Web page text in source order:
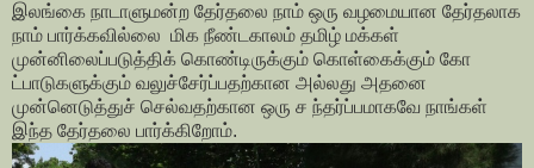
இலங்கை நாடாளுமன்ற தேர்தலை நாம் ஒரு வழமையான தேர்தலாக
நாம் பார்க்கவில்லை மிக நீண்டகாலம் தமிழ் மக்கள்
முன்னிலைப்படுத்திக் கொண்டிருக்கும் கொள்கைக்கும் கோ
ட்பாடுகளுக்கும் வலுச்சேர்ப்பதற்கான அல்லது அதனை
முன்னெடுத்துச் செல்வதற்கான ஒரு ச ந்தர்ப்பமாகவே நாங்கள்
இந்த தேர்தலை பார்க்கிறோம்.